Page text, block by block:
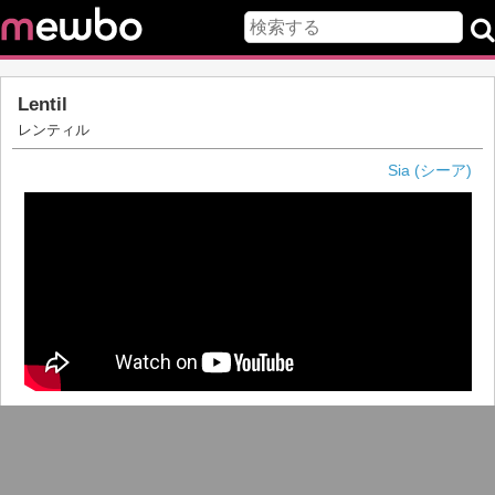
Lentil
レンティル
Sia (シーア)